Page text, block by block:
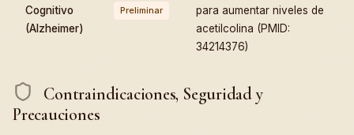
Cognitivo
(Alzheimer)
Preliminar
para aumentar niveles de
acetilcolina (PMID:
34214376)
Contraindicaciones, Seguridad y
Precauciones